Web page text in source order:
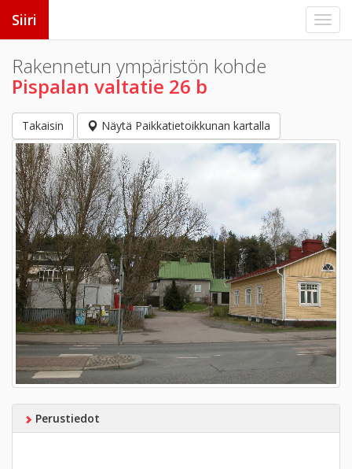
Siiri
Rakennetun ympäristön kohde
Pispalan valtatie 26 b
Takaisin Näytä Paikkatietoikkunan kartalla
Perustiedot